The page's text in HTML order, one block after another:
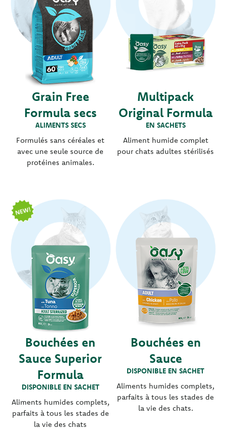
Grain Free
Formula secs
ALIMENTS SECS
Formulés sans céréales et
avec une seule source de
protéines animales.
Multipack
Original Formula
EN SACHETS
Aliment humide complet
pour chats adultes stérilisés
Bouchées en
Sauce Superior
Formula
DISPONIBLE EN SACHET
Aliments humides complets,
parfaits à tous les stades de
la vie des chats
Bouchées en
Sauce
DISPONIBLE EN SACHET
Aliments humides complets,
parfaits à tous les stades de
la vie des chats.